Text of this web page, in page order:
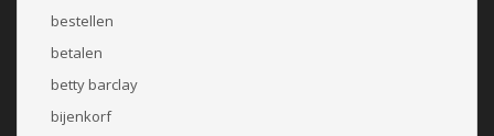
bestellen
betalen
betty barclay
bijenkorf